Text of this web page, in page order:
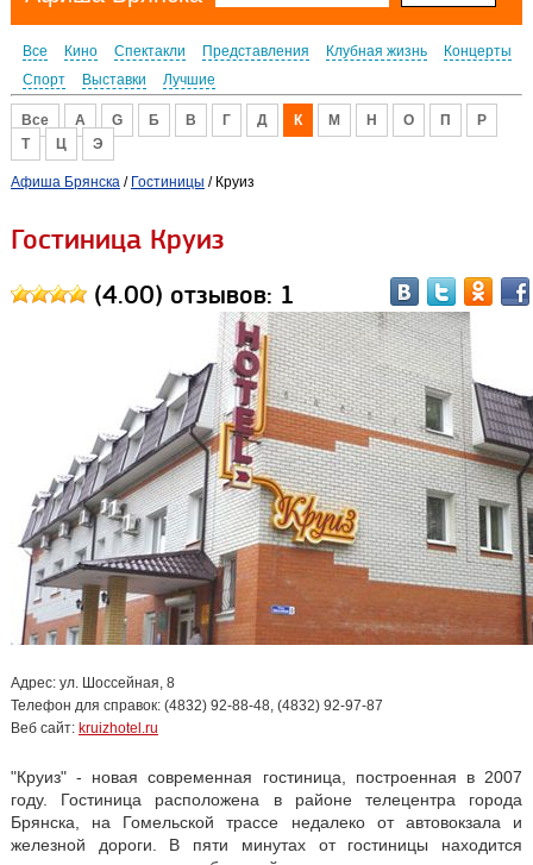
Все Кино Спектакли Представления Клубная жизнь
Концерты
Спорт
Выставки Лучшие
Все A G Б В Г Д К М Н О П
Р
Т
Ц Э
Афиша Брянска/ Гостиницы / Круиз
Гостиница Круиз
(4.00) отзывов: 1
Адрес: ул. Шоссейная, 8
Телефон для справок: (4832) 92-88-48, (4832) 92-97-87
Веб сайт: kruizhotel.ru
"Круиз" - новая современная гостиница, построенная в 2007
году. Гостиница расположена в районе телецентра города
Брянска, на Гомельской трассе недалеко от автовокзала и
железной дороги. В пяти минутах от гостиницы находится